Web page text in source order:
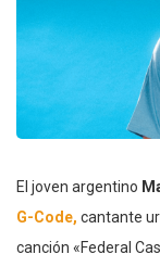
El joven argentino
G-Code, cantante
canción «Federal